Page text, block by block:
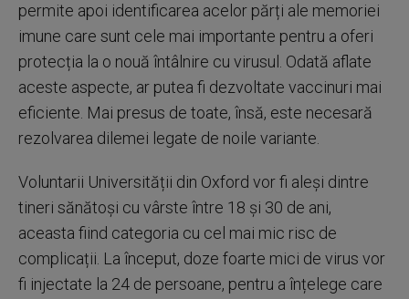
permite apoi identificarea acelor părți ale memoriei
imune care sunt cele mai importante pentru a oferi
protecția la o nouă întâlnire cu virusul. Odată aflate
aceste aspecte, ar putea fi dezvoltate vaccinuri mai
eficiente. Mai presus de toate, însă, este necesară
rezolvarea dilemei legate de noile variante.
Voluntarii Universității din Oxford vor fi aleși dintre
tineri sănătoși cu vârste între 18 și 30 de ani,
aceasta fiind categoria cu cel mai mic risc de
complicații. La început, doze foarte mici de virus vor
fi injectate la 24 de persoane, pentru a înțelege care